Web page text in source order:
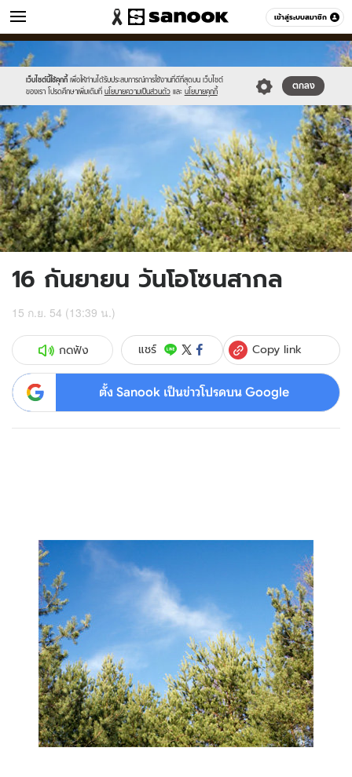
เข้าสู่ระบบสมาชิก
วัยรุ่น หมวดอื่นๆ
เว็บไซต์นี้ใช้คุกกี้ เพื่อให้ท่านได้รับประสบการณ์การใช้งานที่ดีที่สุดบน เว็บไซต์
ของเรา โปรดศึกษาเพิ่มเติมที่ นโยบายความเป็นส่วนตัว และ นโยบายคุกกี้
ตกลง
Sanook
//s.isanook.com/sr/0/images/logo-
new-
sanook.png
600
60
//s.isanook.com/ca/0/ud/188/941615/001.jpg
16 กันยายน วันโอโซนสากล
15 ก.ย. 54 (13:39 น.)
กดฟัง แชร์ Copy link
ตั้ง Sanook เป็นข่าวโปรดบน Google